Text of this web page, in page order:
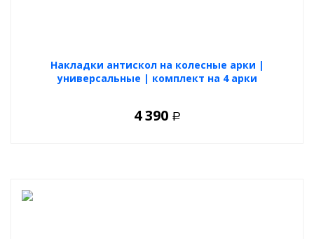
Накладки антискол на колесные арки |
универсальные | комплект на 4 арки
4 390 Р